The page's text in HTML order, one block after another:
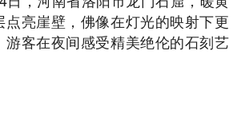
点亮崖壁，佛像在灯光的映射下更
游客在夜间感受精美绝伦的石刻艺